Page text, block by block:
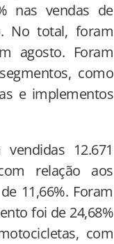
nas vendas de
No total, foram
agosto. Foram
como
e implementos
12.671
relação aos
11,66%. Foram
foi de 24,68%
com